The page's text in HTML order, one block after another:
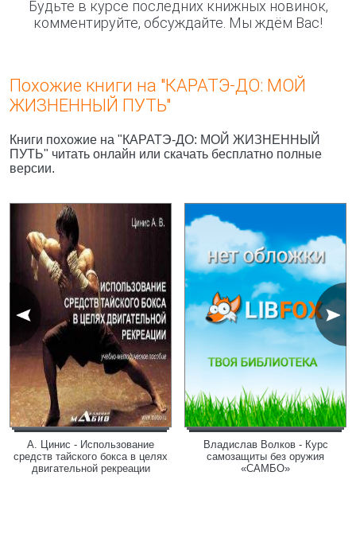
Будьте в курсе последних книжных новинок,
комментируйте, обсуждайте. Мы ждём Вас!
Похожие книги на "КАРАТЭ-ДО: МОЙ
ЖИЗНЕННЫЙ ПУТЬ"
Книги похожие на "КАРАТЭ-ДО: МОЙ ЖИЗНЕННЫЙ
ПУТЬ" читать онлайн или скачать бесплатно полные
версии.
А. Цинис - Использование
средств тайского бокса в целях
двигательной рекреации
Владислав Волков - Курс
самозащиты без оружия
«САМБО»